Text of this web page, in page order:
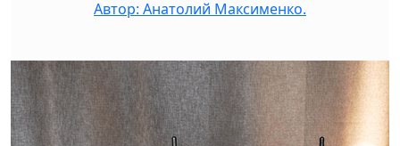
Автор: Анатолий Максименко.